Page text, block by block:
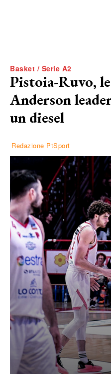
Basket / Serie A2
Pistoia-Ruvo,
Anderson
un diesel
Redazione PtSport